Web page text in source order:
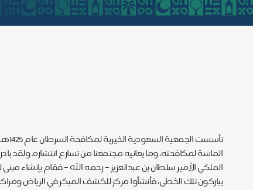
الماسة لمكافحته، وما يعانيه مجتمعنا من تسارع انتشاره.
الملكي الأمير سلطان بن عبدالعزيز – رحمه الله – فقام
يباركون تلك الخطى، فأنشأوا مركز للكشف المبكر في الرياض